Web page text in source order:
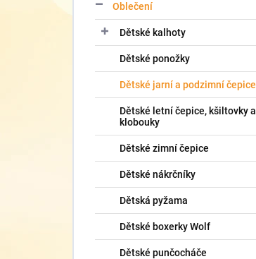
Oblečení
Dětské kalhoty
Dětské ponožky
Dětské jarní a podzimní čepice
Dětské letní čepice, kšiltovky a
klobouky
Dětské zimní čepice
Dětské nákrčníky
Dětská pyžama
Dětské boxerky Wolf
Dětské punčocháče